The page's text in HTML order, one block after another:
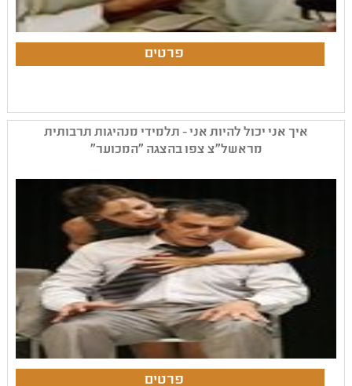
איך אני יכול להיות אני - תלמידי מנהיגות תרבותית
מראשל"צ צפו בהצגה "המכוער"